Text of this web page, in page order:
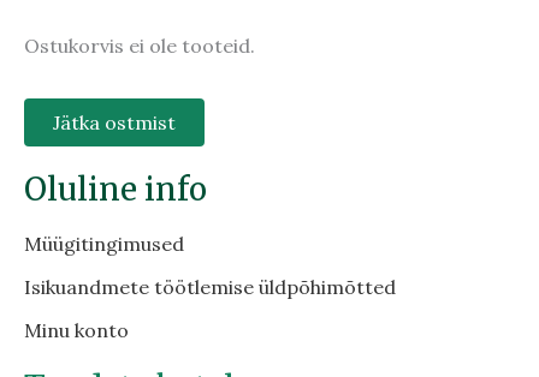
Ostukorvis ei ole tooteid.
Jätka ostmist
Oluline info
Müügitingimused
Isikuandmete töötlemise üldpõhimõtted
Minu konto